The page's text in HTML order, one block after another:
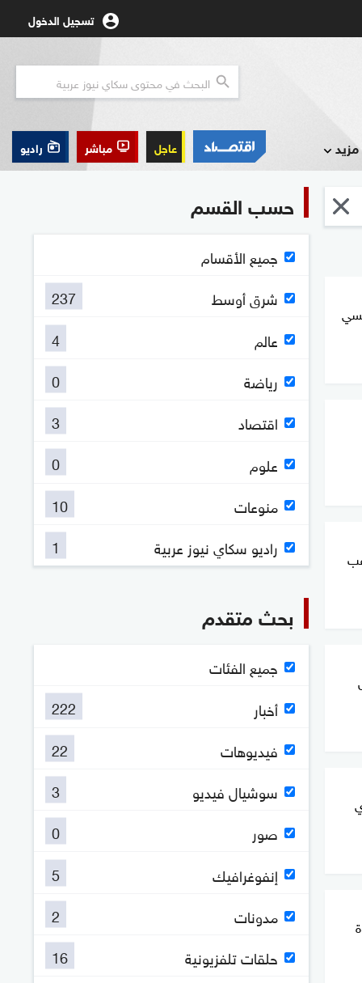
تسجيل الدخول
مزيد عاجل مباشر راديو
حسب القسم
جميع الأقسام
شرق أوسط
237
عالم
4
رياضة
0
اقتصاد
3
علوم
0
منوعات
10
راديو سكاي نيوز عربية
1
بحث متقدم
جميع الفئات
أخبار
222
فيديوهات
22
سوشيال فيديو
3
صور
0
إنفوغرافيك
5
مدونات
2
حلقات تلفزيونية
16